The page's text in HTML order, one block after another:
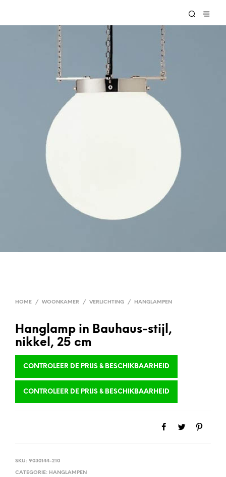
HOME / WOONKAMER / VERLICHTING / HANGLAMPEN
Hanglamp in Bauhaus-stijl,
nikkel, 25 cm
CONTROLEER DE PRIJS & BESCHIKBAARHEID
CONTROLEER DE PRIJS & BESCHIKBAARHEID
SKU: 9030144-210
CATEGORIE: HANGLAMPEN